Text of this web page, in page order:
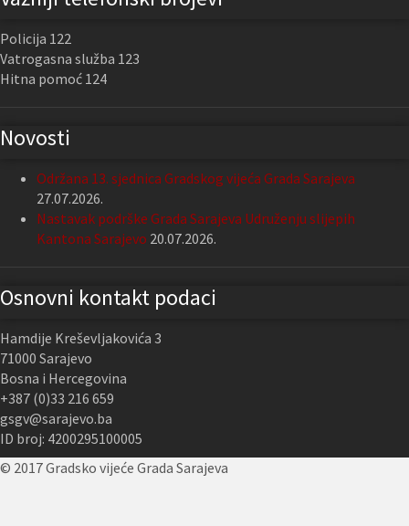
Policija 122
Vatrogasna služba 123
Hitna pomoć 124
Novosti
Održana 13. sjednica Gradskog vijeća Grada Sarajeva
27.07.2026.
Nastavak podrške Grada Sarajeva Udruženju slijepih
Kantona Sarajevo 20.07.2026.
Osnovni kontakt podaci
Hamdije Kreševljakovića 3
71000 Sarajevo
Bosna i Hercegovina
+387 (0)33 216 659
gsgv@sarajevo.ba
ID broj: 4200295100005
© 2017 Gradsko vijeće Grada Sarajeva